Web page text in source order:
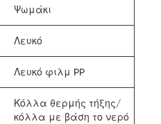
Ψωμάκι
Λευκό
Λευκό φιλμ PP
Κόλλα θερμής τήξης/
κόλλα με βάση το νερό